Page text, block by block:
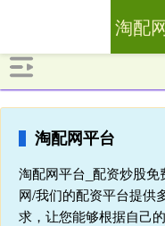
淘配网平台
淘配网平台_配资炒股
网/我们的配资平台提供
求，让您能够根据自己
淘配